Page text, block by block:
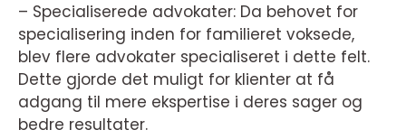
– Specialiserede advokater: Da behovet for
specialisering inden for familieret voksede,
blev flere advokater specialiseret i dette felt.
Dette gjorde det muligt for klienter at få
adgang til mere ekspertise i deres sager og
bedre resultater.